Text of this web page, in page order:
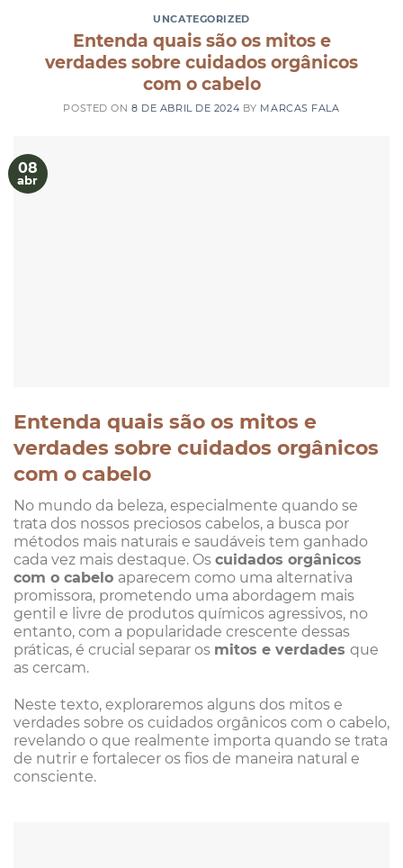
UNCATEGORIZED
Entenda quais são os mitos e
verdades sobre cuidados orgânicos
com o cabelo
POSTED ON8 DE ABRIL DE 2024 BY MARCAS FALA
08
abr
Entenda quais são os mitos e
verdades sobre cuidados orgânicos
com o cabelo
No mundo da beleza, especialmente quando se
trata dos nossos preciosos cabelos, a busca por
métodos mais naturais e saudáveis tem ganhado
cada vez mais destaque. Os cuidados orgânicos
com o cabelo aparecem como uma alternativa
promissora, prometendo uma abordagem mais
gentil e livre de produtos químicos agressivos, no
entanto, com a popularidade crescente dessas
práticas, é crucial separar os mitos e verdades que
as cercam.
Neste texto, exploraremos alguns dos mitos e
verdades sobre os cuidados orgânicos com o cabelo,
revelando o que realmente importa quando se trata
de nutrir e fortalecer os fios de maneira natural e
consciente.